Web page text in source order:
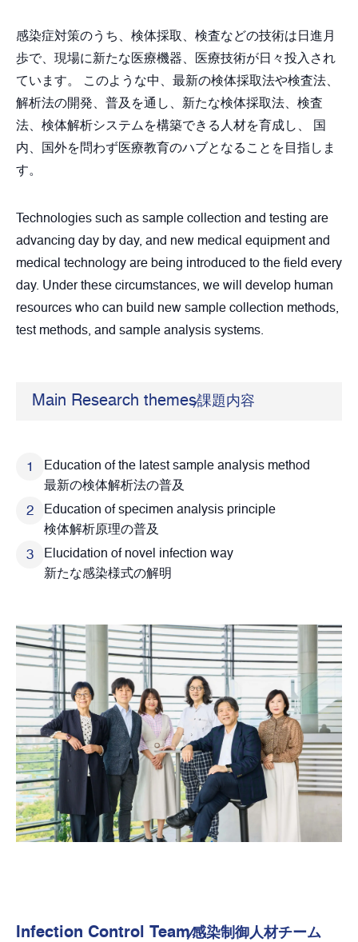
感染症対策のうち、検体採取、検査などの技術は日進月
歩で、現場に新たな医療機器、医療技術が日々投入され
ています。 このような中、最新の検体採取法や検査法、
解析法の開発、普及を通し、新たな検体採取法、検査
法、検体解析システムを構築できる人材を育成し、 国
内、国外を問わず医療教育のハブとなることを目指しま
す。
Technologies such as sample collection and testing are
advancing day by day, and new medical equipment and
medical technology are being introduced to the field every
day. Under these circumstances, we will develop human
resources who can build new sample collection methods,
test methods, and sample analysis systems.
Main Research themes課題内容
Education of the latest sample analysis method
最新の検体解析法の普及
Education of specimen analysis principle
検体解析原理の普及
Elucidation of novel infection way
新たな感染様式の解明
Infection Control Team感染制御人材チーム